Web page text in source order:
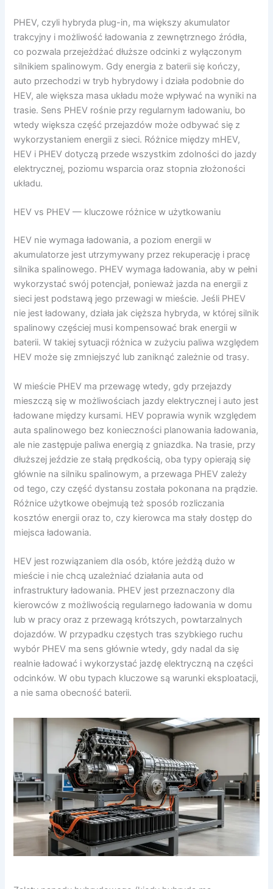
PHEV, czyli hybryda plug-in, ma większy akumulator
trakcyjny i możliwość ładowania z zewnętrznego źródła,
co pozwala przejeżdżać dłuższe odcinki z wyłączonym
silnikiem spalinowym. Gdy energia z baterii się kończy,
auto przechodzi w tryb hybrydowy i działa podobnie do
HEV, ale większa masa układu może wpływać na wyniki na
trasie. Sens PHEV rośnie przy regularnym ładowaniu, bo
wtedy większa część przejazdów może odbywać się z
wykorzystaniem energii z sieci. Różnice między mHEV,
HEV i PHEV dotyczą przede wszystkim zdolności do jazdy
elektrycznej, poziomu wsparcia oraz stopnia złożoności
układu.
HEV vs PHEV — kluczowe różnice w użytkowaniu
HEV nie wymaga ładowania, a poziom energii w
akumulatorze jest utrzymywany przez rekuperację i pracę
silnika spalinowego. PHEV wymaga ładowania, aby w pełni
wykorzystać swój potencjał, ponieważ jazda na energii z
sieci jest podstawą jego przewagi w mieście. Jeśli PHEV
nie jest ładowany, działa jak cięższa hybryda, w której silnik
spalinowy częściej musi kompensować brak energii w
baterii. W takiej sytuacji różnica w zużyciu paliwa względem
HEV może się zmniejszyć lub zaniknąć zależnie od trasy.
W mieście PHEV ma przewagę wtedy, gdy przejazdy
mieszczą się w możliwościach jazdy elektrycznej i auto jest
ładowane między kursami. HEV poprawia wynik względem
auta spalinowego bez konieczności planowania ładowania,
ale nie zastępuje paliwa energią z gniazdka. Na trasie, przy
dłuższej jeździe ze stałą prędkością, oba typy opierają się
głównie na silniku spalinowym, a przewaga PHEV zależy
od tego, czy część dystansu została pokonana na prądzie.
Różnice użytkowe obejmują też sposób rozliczania
kosztów energii oraz to, czy kierowca ma stały dostęp do
miejsca ładowania.
HEV jest rozwiązaniem dla osób, które jeżdżą dużo w
mieście i nie chcą uzależniać działania auta od
infrastruktury ładowania. PHEV jest przeznaczony dla
kierowców z możliwością regularnego ładowania w domu
lub w pracy oraz z przewagą krótszych, powtarzalnych
dojazdów. W przypadku częstych tras szybkiego ruchu
wybór PHEV ma sens głównie wtedy, gdy nadal da się
realnie ładować i wykorzystać jazdę elektryczną na części
odcinków. W obu typach kluczowe są warunki eksploatacji,
a nie sama obecność baterii.